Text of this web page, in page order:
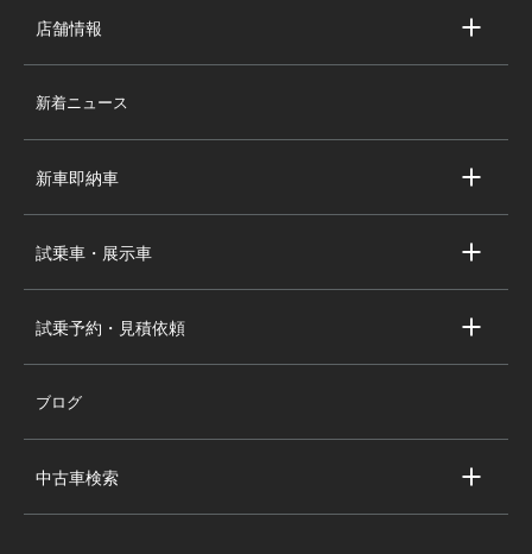
店舗情報
スタッフ紹介
個人情報の取り扱い
新着ニュース
新車即納車
シボレー新車即納車
試乗車・展示車
シボレー試乗車・展示車
試乗予約・見積依頼
試乗予約
ブログ
中古車検索